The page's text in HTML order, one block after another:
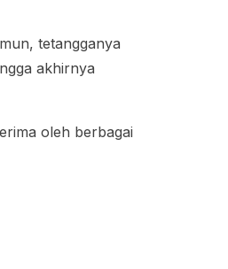
tetangganya
akhirnya
oleh berbagai